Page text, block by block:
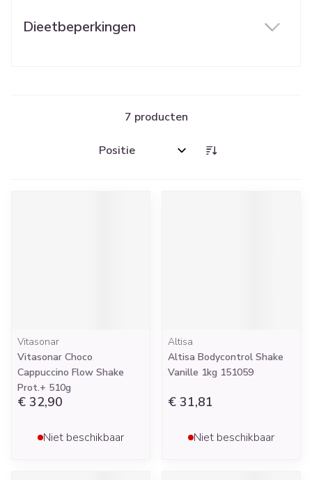
Dieetbeperkingen
7 producten
Sorteer op:
Vitasonar
Vitasonar Choco
Cappuccino Flow Shake
Prot.+ 510g
€ 32,90
Niet beschikbaar
Altisa
Altisa Bodycontrol Shake
Vanille 1kg 151059
€ 31,81
Niet beschikbaar